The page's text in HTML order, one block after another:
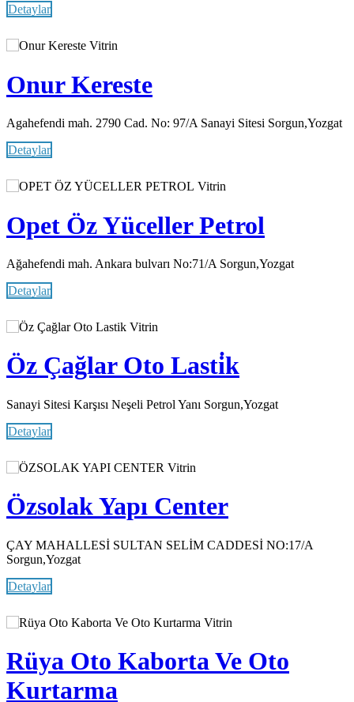
Detaylar
Vitrin
Onur Kereste
Agahefendi mah. 2790 Cad. No: 97/A Sanayi Sitesi Sorgun,Yozgat
Detaylar
Vitrin
Opet Öz Yüceller Petrol
Ağahefendi mah. Ankara bulvarı No:71/A Sorgun,Yozgat
Detaylar
Vitrin
Öz Çağlar Oto Lasti̇k
Sanayi Sitesi Karşısı Neşeli Petrol Yanı Sorgun,Yozgat
Detaylar
Vitrin
Özsolak Yapı Center
ÇAY MAHALLESİ SULTAN SELİM CADDESİ NO:17/A
Sorgun,Yozgat
Detaylar
Vitrin
Rüya Oto Kaborta Ve Oto
Kurtarma